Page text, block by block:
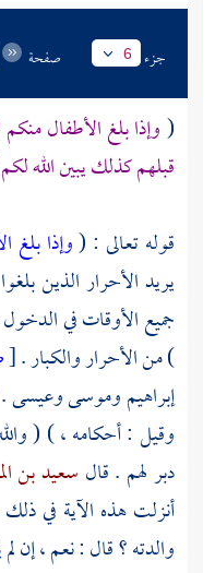
جزء 6 صفحة
(وإذا بلغ الأطفال
قبلهم كذلك يبين الله
قوله تعالى : (وإذا بلغ
يريد الأحرار الذين
جميع الأوقات في
) من الأحرار والكبار .[
إبراهيموموسىوعيسى
وقيل : أحكامه ، ) (
دبر لهم . قال سعيد بن
أنزلت هذه الآية في
والدته ؟ قال : نعم ، إن